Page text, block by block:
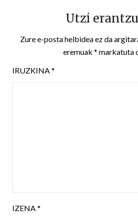
Utzi
Zure e-posta helbidea ez da
eremuak * markatuta
IRUZKINA *
IZENA *